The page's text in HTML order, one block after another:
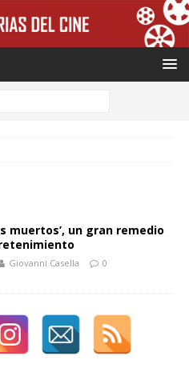
muertos’, un gran remedio
Giovanni Casella 0